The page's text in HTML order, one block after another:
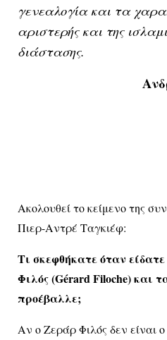
γενεαλογία και τα
αριστερής και της
διάστασης.
Ακολουθεί το κείμενο της
Πιερ-Αντρέ Ταγκιέφ:
Τι σκεφθήκατε όταν
Φιλός (Gérard Filoche) και
προέβαλλε;
Αν ο Ζεράρ Φιλός δεν είναι